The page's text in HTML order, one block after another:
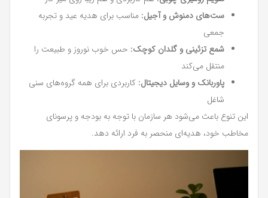
ست‌های دمنوش و آجیل: مناسب برای هدیه عید و تجربه
جمعی
شمع تزئینی و گلدان کوچک: حس خوب نوروز و طبیعت را
منتقل می‌کند
پاوربانک و وسایل دیجیتال: کاربردی برای همه گروه‌های سنی
شاغل
این تنوع باعث می‌شود هر سازمان با توجه به بودجه و پرسونای
مخاطب خود، هدیه‌ای منحصر به فرد ارائه دهد.